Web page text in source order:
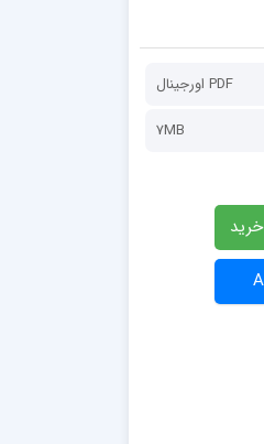
PDF اورجينال
7MB